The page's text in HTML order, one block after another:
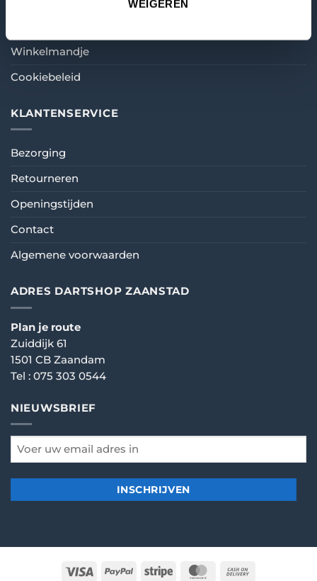
WEIGEREN
Winkelmandje
Cookiebeleid
KLANTENSERVICE
Bezorging
Retourneren
Openingstijden
Contact
Algemene voorwaarden
ADRES DARTSHOP ZAANSTAD
Plan je route
Zuiddijk 61
1501 CB Zaandam
Tel : 075 303 0544
NIEUWSBRIEF
email
*
Visa PayPal Stripe MasterCard